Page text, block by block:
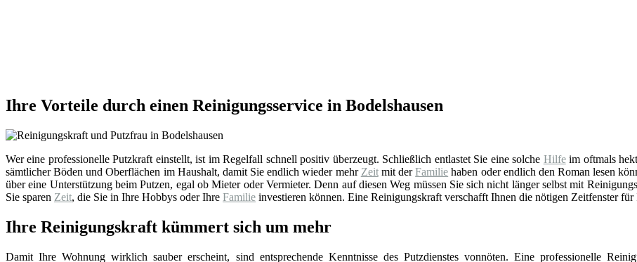
Ihre Vorteile durch einen Reinigungsservice in Bodelshausen
Wer eine professionelle Putzkraft einstellt, ist im Regelfall schnell positiv überzeugt. Schließlich entlastet Sie eine solche Hilfeim oftmals
sämtlicher Böden und Oberflächen im Haushalt, damit Sie endlich wieder mehr Zeitmit derFamilie haben oder endlich den Roman lesen
über eine Unterstützung beim Putzen, egal ob Mieter oder Vermieter. Denn auf diesen Weg müssen Sie sich nicht länger selbst mit
Sie sparen Zeit, die Sie in Ihre Hobbys oder Ihre Familie investieren können. Eine Reinigungskraft verschafft Ihnen die nötigen Zeitfenster für
Ihre Reinigungskraft kümmert sich um mehr
Damit Ihre Wohnung wirklich sauber erscheint, sind entsprechende Kenntnisse des Putzdienstes vonnöten. Eine professionelle